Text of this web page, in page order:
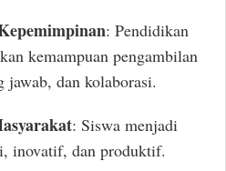
: Pendidikan
kemampuan pengambilan
jawab, dan kolaborasi.
: Siswa menjadi
inovatif, dan produktif.